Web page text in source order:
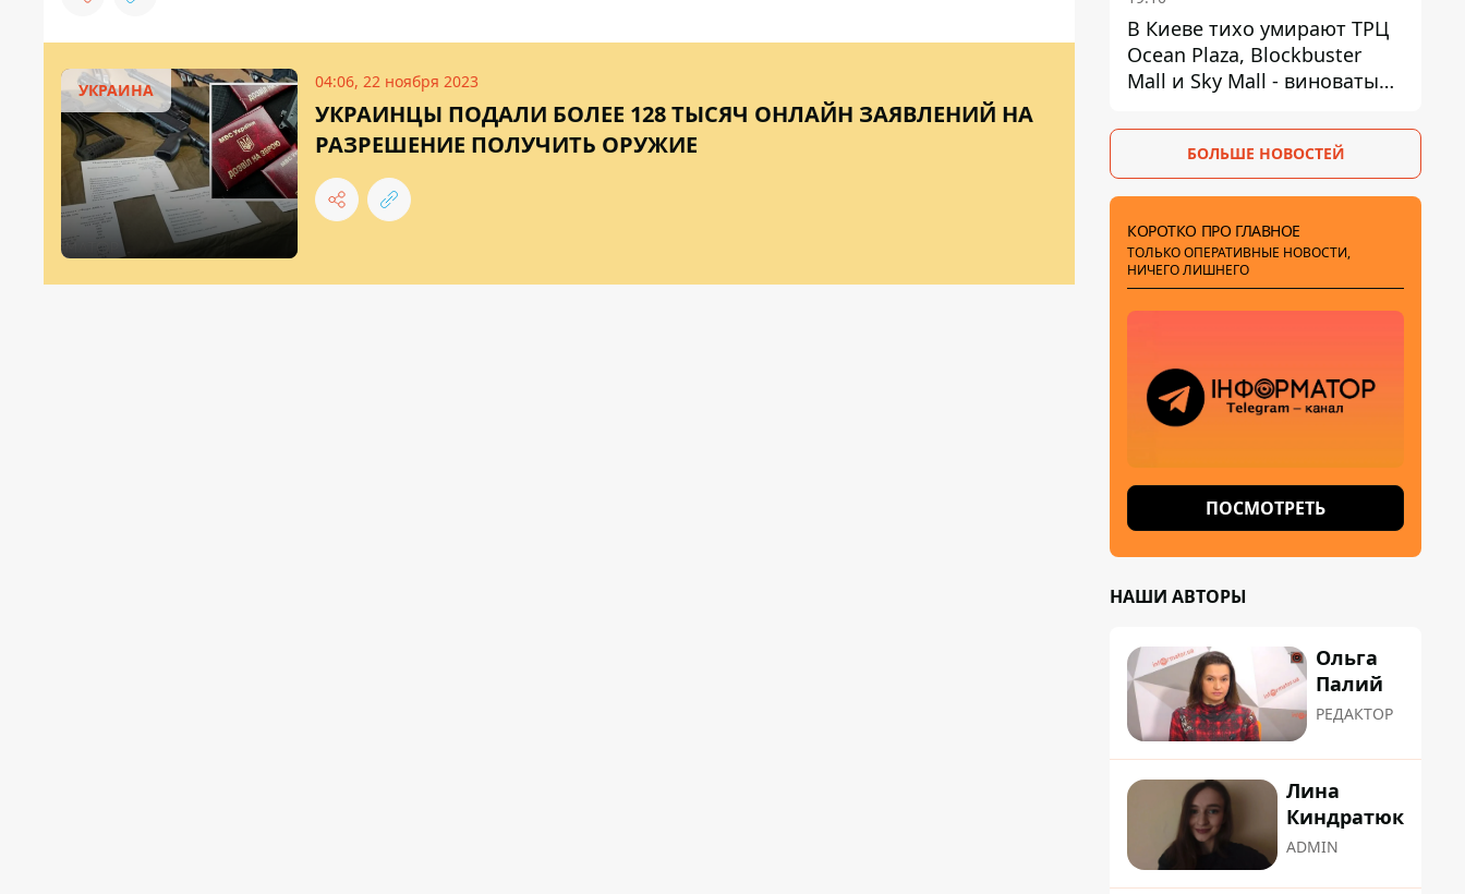
УКРАИНА 04:06, 22 ноября 2023
УКРАИНЦЫ ПОДАЛИ БОЛЕЕ 128 ТЫСЯЧ ОНЛАЙН ЗАЯВЛЕНИЙ НА
РАЗРЕШЕНИЕ ПОЛУЧИТЬ ОРУЖИЕ
В Киеве тихо умирают ТРЦ
Ocean Plaza, Blockbuster
Mall и Sky Mall - виноваты
каннибализм
БОЛЬШЕ НОВОСТЕЙ
КОРОТКО ПРО ГЛАВНОЕ
ТОЛЬКО ОПЕРАТИВНЫЕ НОВОСТИ,
НИЧЕГО ЛИШНЕГО
ПОСМОТРЕТЬ
НАШИ АВТОРЫ
Ольга
Палий
РЕДАКТОР
Лина
Киндратюк
ADMIN